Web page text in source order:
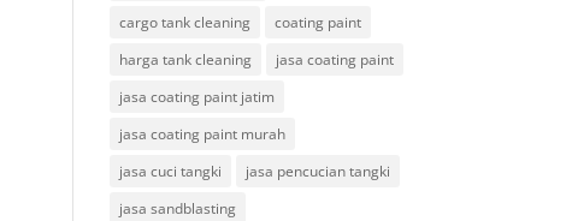
cargo tank cleaning
coating paint
harga tank cleaning
jasa coating paint
jasa coating paint jatim
jasa coating paint murah
jasa cuci tangki
jasa pencucian tangki
jasa sandblasting